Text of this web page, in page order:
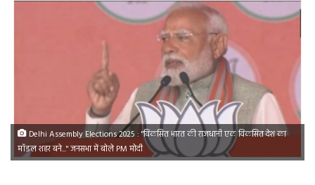
Delhi Assembly Elections 2025 : "विकसित भारत की राजधानी एक विकसित देश का
मॉडल शहर बने..." जनसभा में बोले PM मोदी